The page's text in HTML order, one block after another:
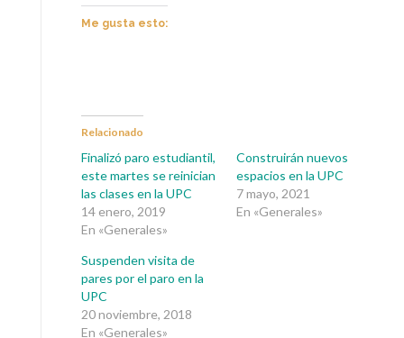
Me gusta esto:
Relacionado
Finalizó paro estudiantil,
este martes se reinician
las clases en la UPC
14 enero, 2019
En «Generales»
Construirán nuevos
espacios en la UPC
7 mayo, 2021
En «Generales»
Suspenden visita de
pares por el paro en la
UPC
20 noviembre, 2018
En «Generales»